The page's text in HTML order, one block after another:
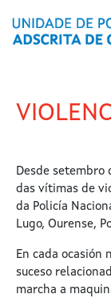
Desde setembro
das vítimas de
da Policía
Lugo, Ourense,
En cada ocasión
suceso
marcha a